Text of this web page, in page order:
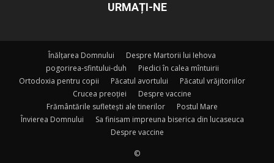
URMAȚI-NE
Înălțarea Domnului
Despre Martorii lui Iehova
pogorirea-sfintului-duh
Piedici în calea mîntuirii
Ortodoxia pentru copii
Păcatul avortului
Păcatul vrăjitoriilor
Crucea preoției
Despre vaccine
Frământările sufletești ale tinerilor
Postul Mare
Învierea Domnului
Sa finisam impreuna biserica din lucaseuca
Despre vaccine
©